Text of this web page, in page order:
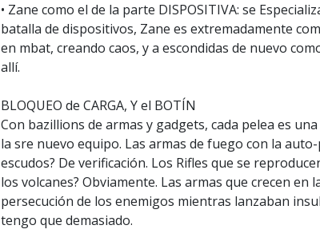
• Zane como el de la parte DISPOSITIVA: se
batalla de dispositivos, Zane es extremadamente
en mbat, creando caos, y a escondidas de nuevo
allí.
BLOQUEO de CARGA, Y el BOTÍN
Con bazillions de armas y gadgets, cada pelea es
la sre nuevo equipo. Las armas de fuego con la
escudos? De verificación. Los Rifles que se
los volcanes? Obviamente. Las armas que crecen en
persecución de los enemigos mientras lanzaban
tengo que demasiado.